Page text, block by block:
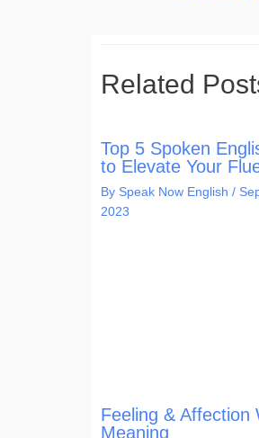
Related
Top 5 Spoken
to Elevate Your
By Speak Now English /
2023
Feeling & Affection
Meaning